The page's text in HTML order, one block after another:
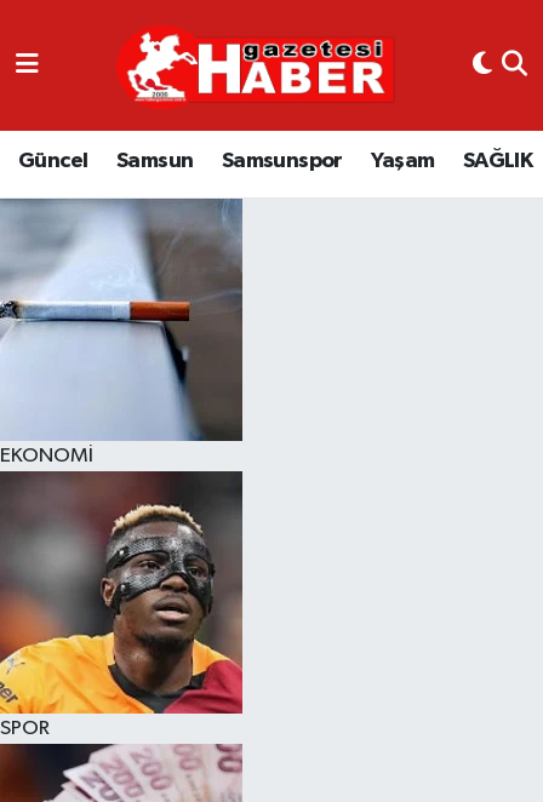
Güncel Samsun Samsunspor Yaşam SAĞLIK
EKONOMİ
SPOR
GÜNCEL
SAMSUN
SAMSUNSPOR
EKONOMİ
YAŞAM